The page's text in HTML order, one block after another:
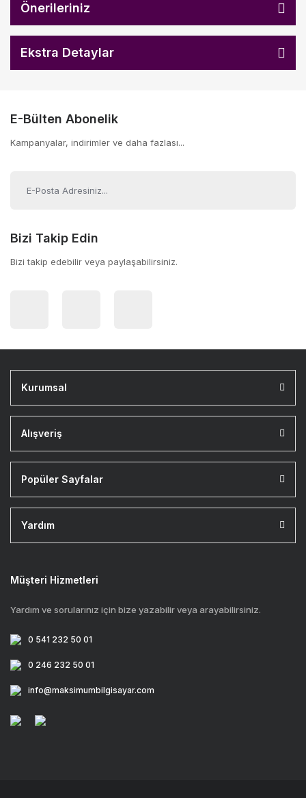
Önerileriniz
Ekstra Detaylar
E-Bülten Abonelik
Kampanyalar, indirimler ve daha fazlası...
Bizi Takip Edin
Bizi takip edebilir veya paylaşabilirsiniz.
Kurumsal
Alışveriş
Popüler Sayfalar
Yardım
Müşteri Hizmetleri
Yardım ve sorularınız için bize yazabilir veya arayabilirsiniz.
0 541 232 50 01
0 246 232 50 01
info@maksimumbilgisayar.com